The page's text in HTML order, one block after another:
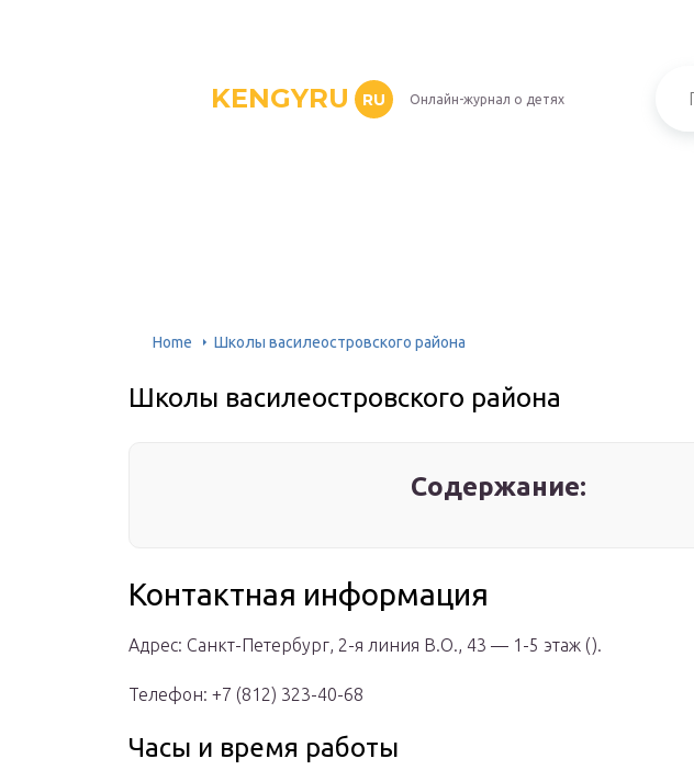
KENGYRU RU Онлайн-журнал о детях
Home Школы василеостровского района
Школы василеостровского района
Содержание:
Контактная информация
Адрес: Санкт-Петербург, 2-я линия В.О., 43 — 1-5 этаж ().
Телефон: +7 (812) 323-40-68
Часы и время работы